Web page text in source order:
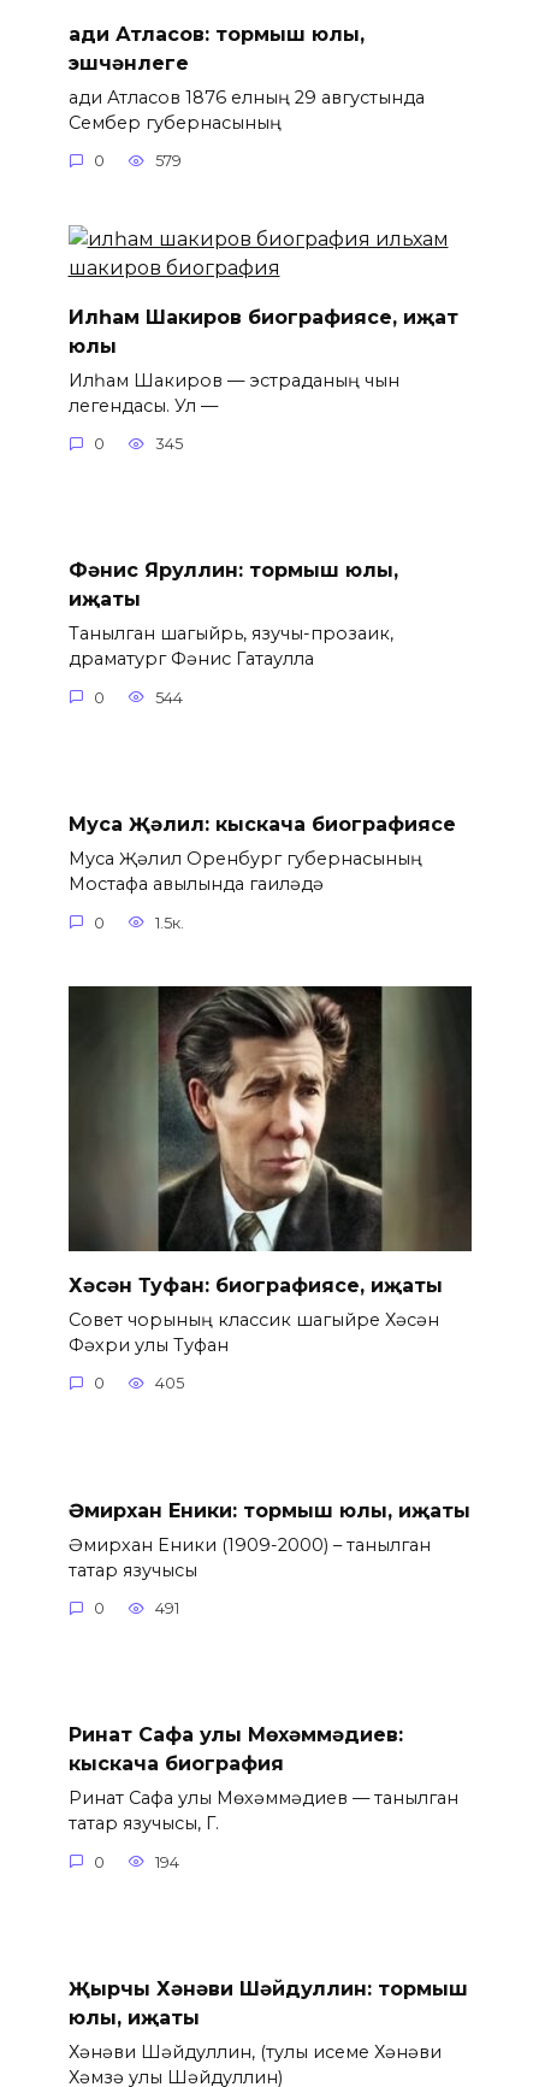
Һади Атласов: тормыш юлы,
эшчәнлеге
Һади Атласов 1876 елның 29 августында
Сембер губернасының
0 579
Илһам Шакиров биографиясе, иҗат
юлы
Илһам Шакиров — эстраданың чын
легендасы. Ул —
0 345
Фәнис Яруллин: тормыш юлы,
иҗаты
Танылган шагыйрь, язучы-прозаик,
драматург Фәнис Гатаулла
0 544
Муса Җәлил: кыскача биографиясе
Муса Җәлил Оренбург губернасының
Мостафа авылында гаиләдә
0 1.5к.
Хәсән Туфан: биографиясе, иҗаты
Совет чорының классик шагыйре Хәсән
Фәхри улы Туфан
0 405
Әмирхан Еники: тормыш юлы, иҗаты
Әмирхан Еники (1909-2000) – танылган
татар язучысы
0 491
Ринат Сафа улы Мөхәммәдиев:
кыскача биография
Ринат Сафа улы Мөхәммәдиев — танылган
татар язучысы, Г.
0 194
Җырчы Хәнәви Шәйдуллин: тормыш
юлы, иҗаты
Хәнәви Шәйдуллин, (тулы исеме Хәнәви
Хәмзә улы Шәйдуллин)